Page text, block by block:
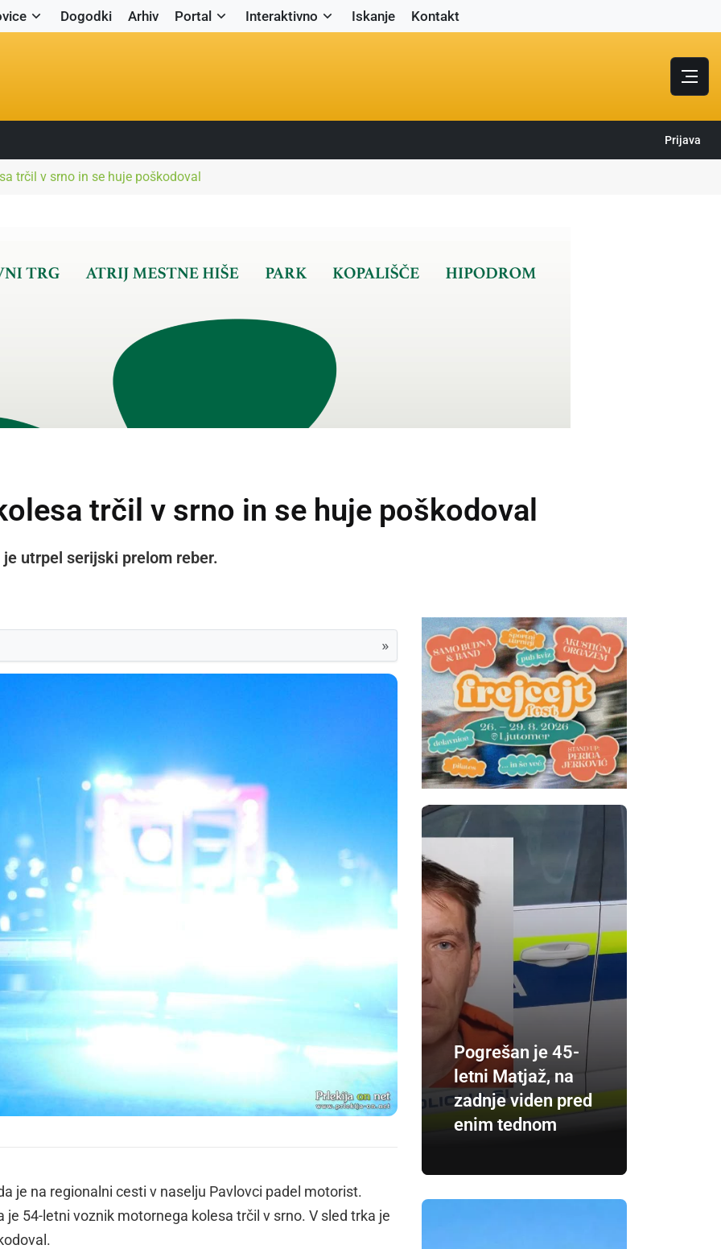
Dogodki Arhiv Portal Interaktivno Iskanje Kontakt
Prijava
trčil v srno in se huje poškodoval
trčil v srno in se huje poškodoval
utrpel serijski prelom reber.
»
je na regionalni cesti v naselju Pavlovci padel motorist.
je 54-letni voznik motornega kolesa trčil v srno. V sled trka je
Pogrešan je 45-
letni Matjaž, na
zadnje viden pred
enim tednom